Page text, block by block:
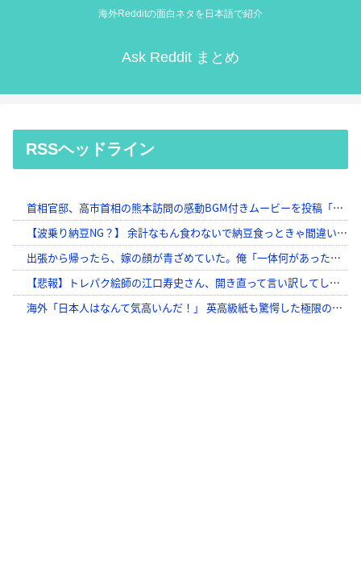
海外Redditの面白ネタを日本語で紹介
Ask Reddit まとめ
RSSヘッドライン